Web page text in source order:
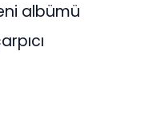
albümü